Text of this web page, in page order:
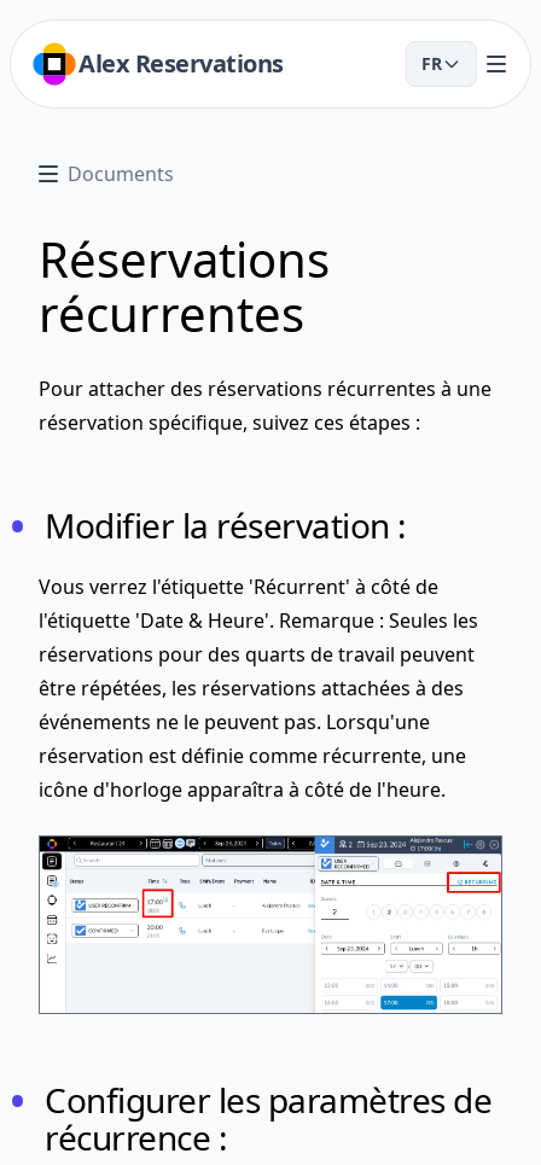
Alex Reservations FR
Documents
Réservations
récurrentes
Pour attacher des réservations récurrentes à une
réservation spécifique, suivez ces étapes :
Modifier la réservation :
Vous verrez l'étiquette 'Récurrent' à côté de
l'étiquette 'Date & Heure'. Remarque : Seules les
réservations pour des quarts de travail peuvent
être répétées, les réservations attachées à des
événements ne le peuvent pas. Lorsqu'une
réservation est définie comme récurrente, une
icône d'horloge apparaîtra à côté de l'heure.
Configurer les paramètres de
récurrence :